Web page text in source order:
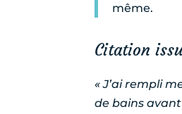
même.
Citation
« J’ai rempli
de bains